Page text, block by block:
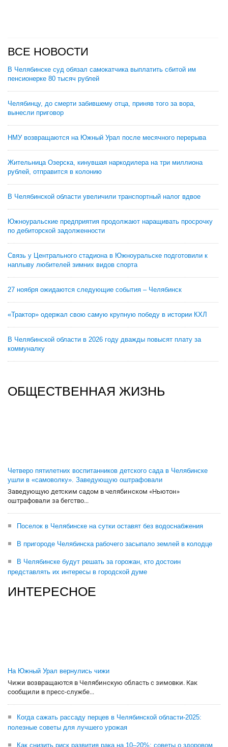
ВСЕ НОВОСТИ
В Челябинске суд обязал самокатчика выплатить сбитой им
пенсионерке 80 тысяч рублей
Челябинцу, до смерти забившему отца, приняв того за вора,
вынесли приговор
НМУ возвращаются на Южный Урал после месячного перерыва
Жительница Озерска, кинувшая наркодилера на три миллиона
рублей, отправится в колонию
В Челябинской области увеличили транспортный налог вдвое
Южноуральские предприятия продолжают наращивать просрочку
по дебиторской задолженности
Связь у Центрального стадиона в Южноуральске подготовили к
наплыву любителей зимних видов спорта
27 ноября ожидаются следующие события – Челябинск
«Трактор» одержал свою самую крупную победу в истории КХЛ
В Челябинской области в 2026 году дважды повысят плату за
коммуналку
ОБЩЕСТВЕННАЯ ЖИЗНЬ
Четверо пятилетних воспитанников детского сада в Челябинске
ушли в «самоволку». Заведующую оштрафовали
Заведующую детским садом в челябинском «Ньютон»
оштрафовали за бегство...
Поселок в Челябинске на сутки оставят без водоснабжения
В пригороде Челябинска рабочего засыпало землей в колодце
В Челябинске будут решать за горожан, кто достоин
представлять их интересы в городской думе
ИНТЕРЕСНОЕ
На Южный Урал вернулись чижи
Чижи возвращаются в Челябинскую область с зимовки. Как
сообщили в пресс-службе...
Когда сажать рассаду перцев в Челябинской области-2025:
полезные советы для лучшего урожая
Как снизить риск развития рака на 10–20%: советы о здоровом